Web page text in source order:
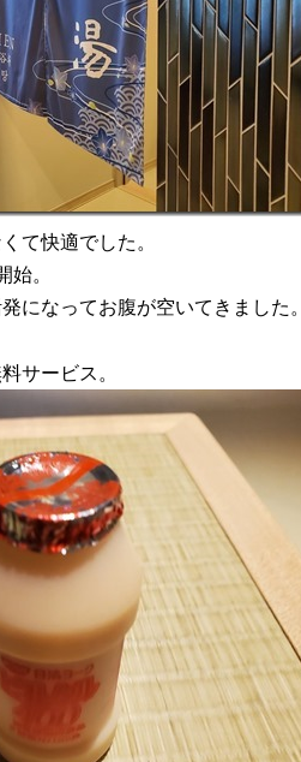
て快適でした。
始。
になってお腹が空いてきました。
サービス。